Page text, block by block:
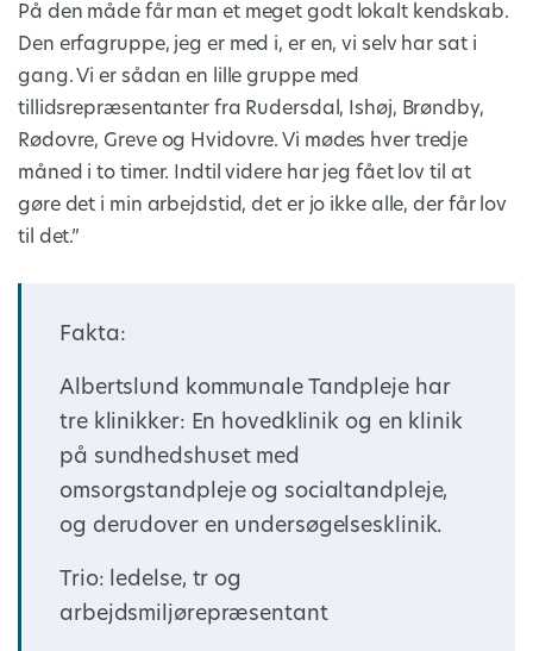
På den måde får man et meget godt lokalt kendskab.
Den erfagruppe, jeg er med i, er en, vi selv har sat i
gang. Vi er sådan en lille gruppe med
tillidsrepræsentanter fra Rudersdal, Ishøj, Brøndby,
Rødovre, Greve og Hvidovre. Vi mødes hver tredje
måned i to timer. Indtil videre har jeg fået lov til at
gøre det i min arbejdstid, det er jo ikke alle, der får lov
til det.”
Fakta:
Albertslund kommunale Tandpleje har
tre klinikker: En hovedklinik og en klinik
på sundhedshuset med
omsorgstandpleje og socialtandpleje,
og derudover en undersøgelsesklinik.
Trio: ledelse, tr og
arbejdsmiljørepræsentant